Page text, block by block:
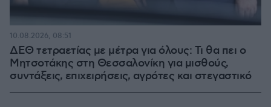
ΔΕΘ τετραετίας με μέτρα για όλους: Τι θα πει ο
Μητσοτάκης στη Θεσσαλονίκη για μισθούς,
συντάξεις, επιχειρήσεις, αγρότες και στεγαστικό
10.08.2026, 08:51